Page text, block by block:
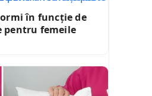
în funcție de
pentru femeile